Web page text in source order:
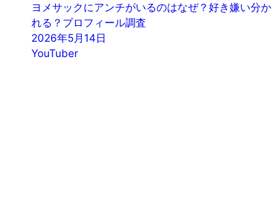
ヨメサックにアンチがいるのはなぜ？好き嫌い分か
れる？プロフィール調査
2026年5月14日
YouTuber